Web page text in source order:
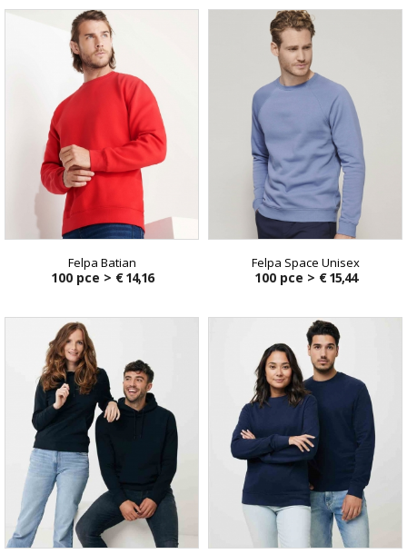
Felpa Batian
100 pce > € 14,16
Felpa Space Unisex
100 pce > € 15,44